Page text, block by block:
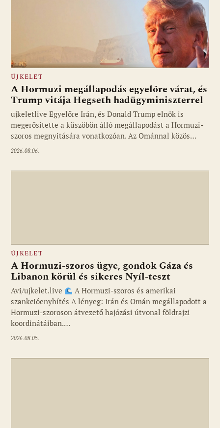
Fotó: ujkelet.live
ÚJKELET
A Hormuzi megállapodás egyelőre várat, és
Trump vitája Hegseth hadügyminiszterrel
ujkeletlive Egyelőre Irán, és Donald Trump elnök is
megerősítette a küszöbön álló megállapodást a Hormuzi-
szoros megnyitására vonatkozóan. Az Ománnal közös…
2026.08.06.
ÚJKELET
A Hormuzi-szoros ügye, gondok Gáza és
Libanon körül és sikeres Nyíl-teszt
Avi/ujkelet.live
A Hormuzi-szoros és amerikai
szankcióenyhítés A lényeg: Irán és Omán megállapodott a
Hormuzi-szoroson átvezető hajózási útvonal földrajzi
koordinátáiban.…
2026.08.05.